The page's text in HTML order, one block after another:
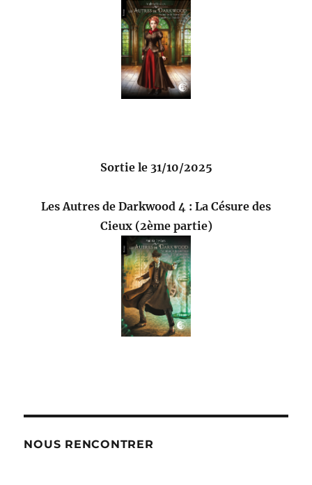
Sortie le 31/10/2025
Les Autres de Darkwood 4 : La Césure des
Cieux (2ème partie)
NOUS RENCONTRER